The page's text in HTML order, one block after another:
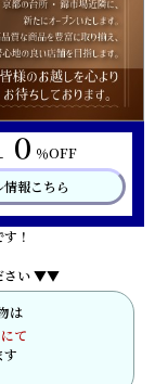
％OFF
報こちら
！
さい ▼▼
は
て
す